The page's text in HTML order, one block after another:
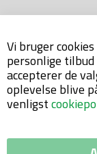
Vi bruger
personlige
accepterer de
oplevelse blive
venligst